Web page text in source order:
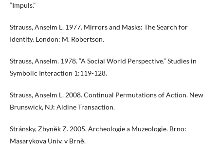
“Impuls.”
Strauss, Anselm L. 1977. Mirrors and Masks: The Search for
Identity. London: M. Robertson.
Strauss, Anselm. 1978. “A Social World Perspective.” Studies in
Symbolic Interaction 1:119-128.
Strauss, Anselm L. 2008. Continual Permutations of Action. New
Brunswick, NJ: Aldine Transaction.
Stránsky, Zbyněk Z. 2005. Archeologie a Muzeologie. Brno:
Masarykova Univ. v Brně.